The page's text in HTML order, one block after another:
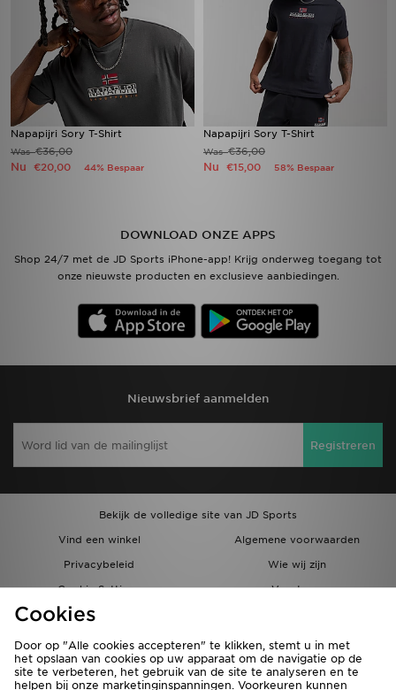
Napapijri Sory T-Shirt
Was€36,00
Nu €20,00 44% Bespaar
Napapijri Sory T-Shirt
Was€36,00
Nu €15,00 58% Bespaar
DOWNLOAD ONZE APPS
Shop 24/7 met de JD Sports iPhone-app! Krijg onderweg toegang tot
onze nieuwste producten en exclusieve aanbiedingen.
Nieuwsbrief aanmelden
Registreren
Bekijk de volledige site van JD Sports
Vind een winkel
Algemene voorwaarden
Privacybeleid
Wie wij zijn
Cookie Settings
Vacatures
Bestellingen en Levering
Cookies
Door op "Alle cookies accepteren" te klikken, stemt u in met
het opslaan van cookies op uw apparaat om de navigatie op de
site te verbeteren, het gebruik van de site te analyseren en te
helpen bij onze marketinginspanningen. Voorkeuren kunnen